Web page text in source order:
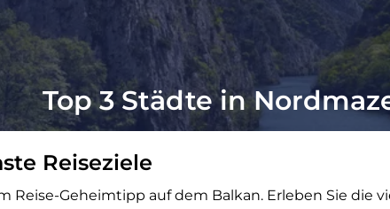
Top 3 Städte in
Reiseziele
Geheimtipp auf dem Balkan. Erleben Sie die